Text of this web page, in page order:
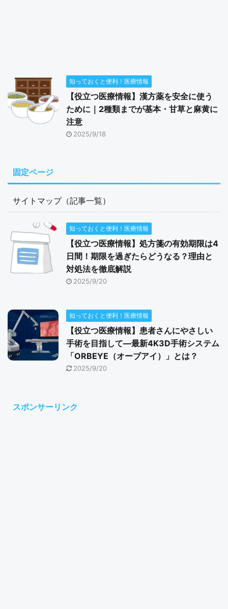
知っておくと便利！医療情報
【役立つ医療情報】漢方薬を安全に使う
ために｜2種類までが基本・甘草と麻黄に
注意
2025/9/18
固定ページ
サイトマップ（記事一覧）
知っておくと便利！医療情報
【役立つ医療情報】処方箋の有効期限は4
日間！期限を過ぎたらどうなる？理由と
対処法を徹底解説
2025/9/20
知っておくと便利！医療情報
【役立つ医療情報】患者さんにやさしい
手術を目指して―最新4K3D手術システム
「ORBEYE（オーブアイ）」とは？
2025/9/20
スポンサーリンク